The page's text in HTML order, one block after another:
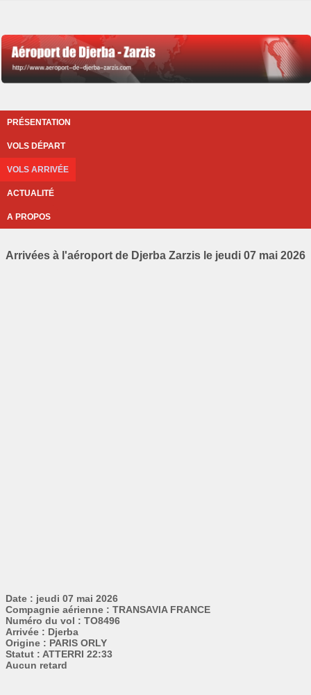
PRÉSENTATION
VOLS DÉPART
VOLS ARRIVÉE
ACTUALITÉ
A PROPOS
Arrivées à l'aéroport de Djerba Zarzis le jeudi 07 mai 2026
Date : jeudi 07 mai 2026
Compagnie aérienne : TRANSAVIA FRANCE
Numéro du vol : TO8496
Arrivée : Djerba
Origine : PARIS ORLY
Statut : ATTERRI 22:33
Aucun retard